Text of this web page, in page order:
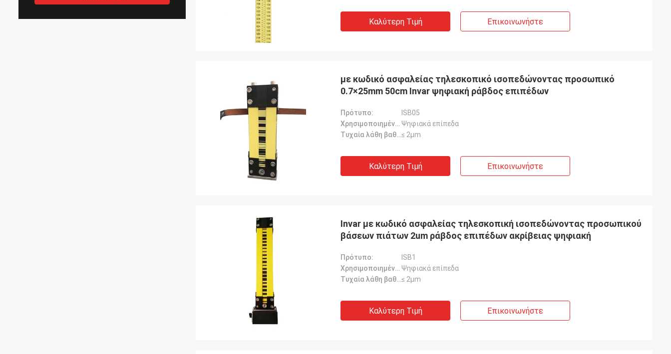
Καλύτερη Τιμή Επικοινωνήστε
με κωδικό ασφαλείας τηλεσκοπικό ισοπεδώνοντας προσωπικό
0.7×25mm 50cm Invar ψηφιακή ράβδος επιπέδων
Πρότυπο:
ISB05
Χρησιμοποιημένος για: Ψηφιακά επίπεδα
Τυχαία λάθη βαθμολόγησης::≤ 2μm
Καλύτερη Τιμή Επικοινωνήστε
Invar με κωδικό ασφαλείας τηλεσκοπική ισοπεδώνοντας προσωπικού
βάσεων πιάτων 2um ράβδος επιπέδων ακρίβειας ψηφιακή
Πρότυπο:
ISB1
Χρησιμοποιημένος για: Ψηφιακά επίπεδα
Τυχαία λάθη βαθμολόγησης::≤ 2μm
Καλύτερη Τιμή Επικοινωνήστε